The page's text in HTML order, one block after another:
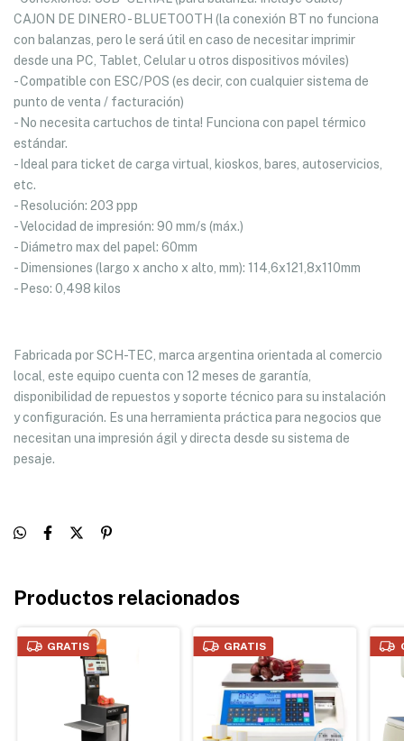
CAJON DE DINERO - BLUETOOTH (la conexión BT no funciona
con balanzas, pero le será útil en caso de necesitar imprimir
desde una PC, Tablet, Celular u otros dispositivos móviles)
- Compatible con ESC/POS (es decir, con cualquier sistema de
punto de venta / facturación)
- No necesita cartuchos de tinta! Funciona con papel térmico
estándar.
- Ideal para ticket de carga virtual, kioskos, bares, autoservicios,
etc.
- Resolución: 203 ppp
- Velocidad de impresión: 90 mm/s (máx.)
- Diámetro max del papel: 60mm
- Dimensiones (largo x ancho x alto, mm): 114,6x121,8x110mm
- Peso: 0,498 kilos
Fabricada por SCH-TEC, marca argentina orientada al comercio
local, este equipo cuenta con 12 meses de garantía,
disponibilidad de repuestos y soporte técnico para su instalación
y configuración. Es una herramienta práctica para negocios que
necesitan una impresión ágil y directa desde su sistema de
pesaje.
Productos relacionados
GRATIS GRATIS